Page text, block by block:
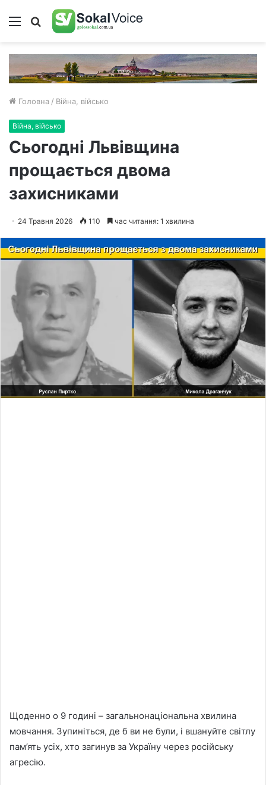
Меню Пошук
Головна / Війна, військо
Війна, військо
Сьогодні Львівщина
прощається двома
захисниками
24 Травня 2026 110 час читання: 1 хвилина
Щоденно о 9 годині – загальнонаціональна хвилина
мовчання. Зупиніться, де б ви не були, і вшануйте світлу
пам’ять усіх, хто загинув за Україну через російську
агресію.